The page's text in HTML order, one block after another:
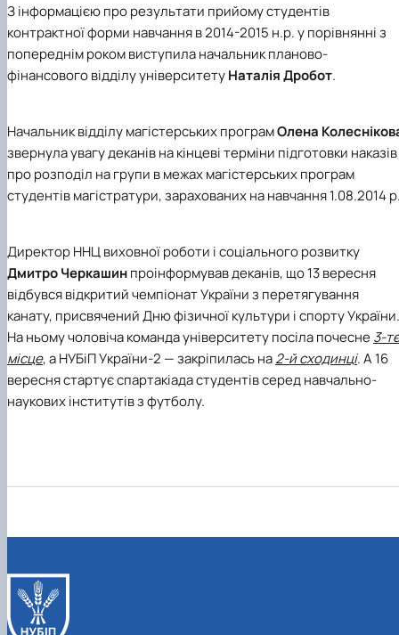
З інформацією про результати прийому студентів
контрактної форми навчання в 2014-2015 н.р. у порівнянні з
попереднім роком виступила начальник планово-
фінансового відділу університетуНаталія Дробот.
Начальник відділу магістерських програмОлена
звернула увагу деканів на кінцеві терміни підготовки наказів
про розподіл на групи в межах магістерських програм
студентів магістратури, зарахованих на навчання 1.08.2014
Директор ННЦ виховної роботи і соціального розвитку
Дмитро Черкашинпроінформував деканів, що 13 вересня
відбувся відкритий чемпіонат України з перетягування
канату, присвячений Дню фізичної культури і спорту України.
На ньому чоловіча команда університету посіла почесне3-тє
місце, а НУБіП України-2 — закріпилась на2-й сходинці. А 16
вересня стартує спартакіада студентів серед навчально-
наукових інститутів з футболу.